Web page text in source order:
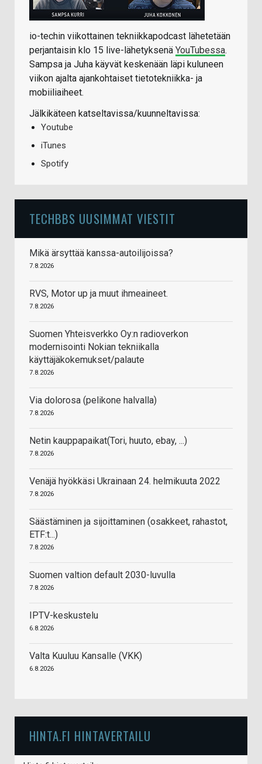
io-techin viikottainen tekniikkapodcast lähetetään
perjantaisin klo 15 live-lähetyksenä YouTubessa.
Sampsa ja Juha käyvät keskenään läpi kuluneen
viikon ajalta ajankohtaiset tietotekniikka- ja
mobiiliaiheet.
Jälkikäteen katseltavissa/kuunneltavissa:
Youtube
iTunes
Spotify
TECHBBS UUSIMMAT VIESTIT
Mikä ärsyttää kanssa-autoilijoissa?
7.8.2026
RVS, Motor up ja muut ihmeaineet.
7.8.2026
Suomen Yhteisverkko Oy:n radioverkon
modernisointi Nokian tekniikalla
käyttäjäkokemukset/palaute
7.8.2026
Via dolorosa (pelikone halvalla)
7.8.2026
Netin kauppapaikat(Tori, huuto, ebay, ...)
7.8.2026
Venäjä hyökkäsi Ukrainaan 24. helmikuuta 2022
7.8.2026
Säästäminen ja sijoittaminen (osakkeet, rahastot,
ETF:t...)
7.8.2026
Suomen valtion default 2030-luvulla
7.8.2026
IPTV-keskustelu
6.8.2026
Valta Kuuluu Kansalle (VKK)
6.8.2026
HINTA.FI HINTAVERTAILU